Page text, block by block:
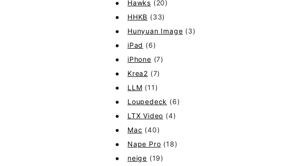
Hawks (20)
HHKB (33)
Hunyuan Image (3)
iPad (6)
iPhone (7)
Krea2 (7)
LLM (11)
Loupedeck (6)
LTX Video (4)
Mac (40)
Nape Pro (18)
neige (19)